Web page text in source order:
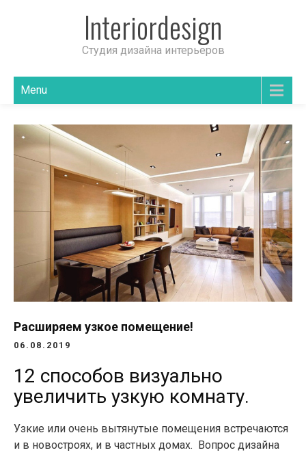
Interiordesign
Студия дизайна интерьеров
Menu
Расширяем узкое помещение!
06.08.2019
12 способов визуально
увеличить узкую комнату.
Узкие или очень вытянутые помещения встречаются
и в новостроях, и в частных домах. Вопрос дизайна